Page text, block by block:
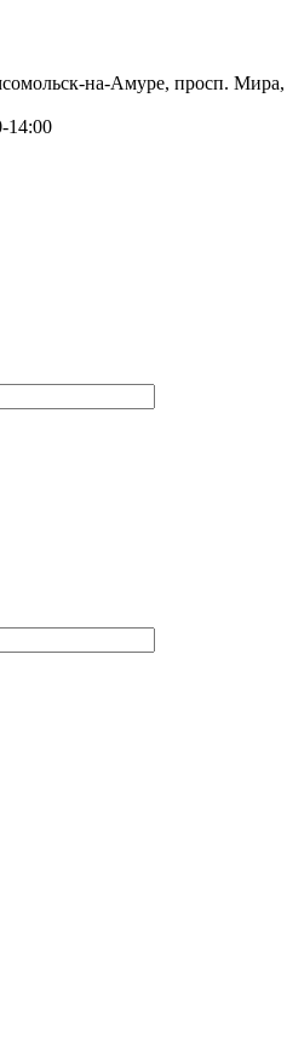
на-Амуре, просп. Мира,
14:00